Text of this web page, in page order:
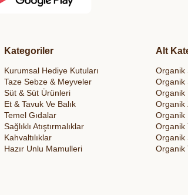
Kategoriler
Kurumsal Hediye Kutuları
Taze Sebze & Meyveler
Süt & Süt Ürünleri
Et & Tavuk Ve Balık
Temel Gıdalar
Sağlıklı Atıştırmalıklar
Kahvaltılıklar
Hazır Unlu Mamulleri
Alt
Organik
Organik
Organik
Organik
Organik
Organik
Organik
Organik